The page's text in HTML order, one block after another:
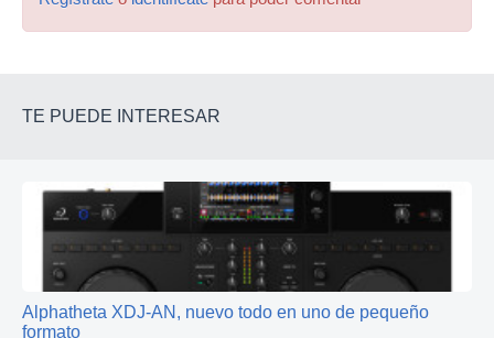
TE PUEDE INTERESAR
Alphatheta XDJ-AN, nuevo todo en uno de pequeño
formato